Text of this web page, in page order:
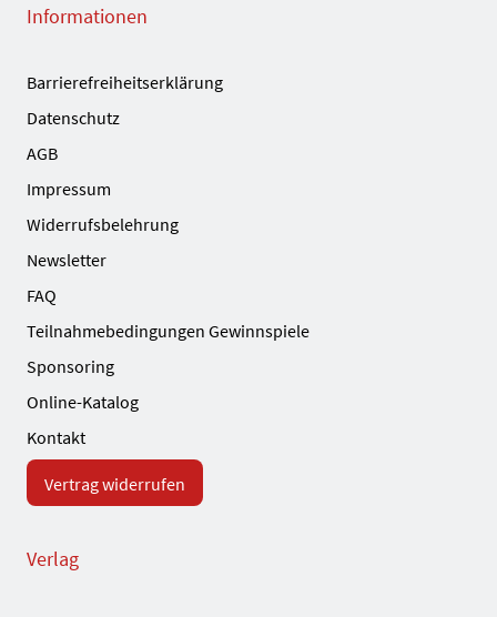
Informationen
Barrierefreiheitserklärung
Datenschutz
AGB
Impressum
Widerrufsbelehrung
Newsletter
FAQ
Teilnahmebedingungen Gewinnspiele
Sponsoring
Online-Katalog
Kontakt
Vertrag widerrufen
Verlag